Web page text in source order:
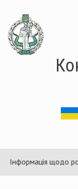
основного
матеріалу
щодо